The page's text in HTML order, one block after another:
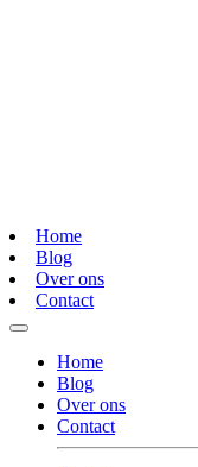
Home
Blog
Over ons
Contact
Home
Blog
Over ons
Contact